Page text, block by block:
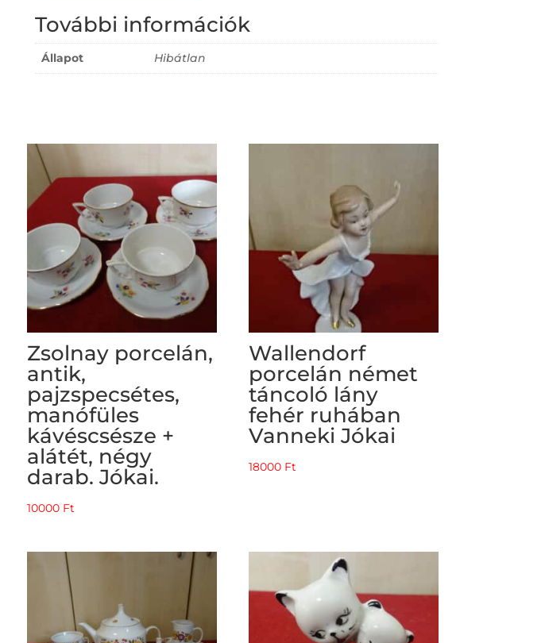
További információk
Állapot Hibátlan
Zsolnay porcelán,
antik,
pajzspecsétes,
manófüles
kávéscsésze +
alátét, négy
darab. Jókai.
10000 Ft
Wallendorf
porcelán német
táncoló lány
fehér ruhában
Vanneki Jókai
18000 Ft